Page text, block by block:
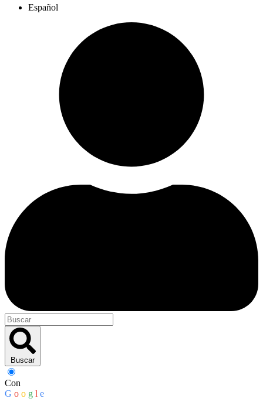
Español
Buscar
Con
G o o g l e